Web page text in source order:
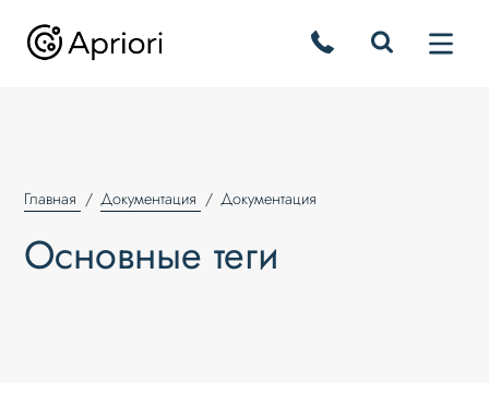
Главная Документация Документация
Основные теги